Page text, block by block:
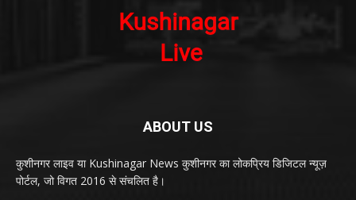
ABOUT US
कुशीनगर लाइव या Kushinagar News कुशीनगर का लोकप्रिय डिजिटल न्यूज़
पोर्टल, जो विगत 2016 से संचलित है।